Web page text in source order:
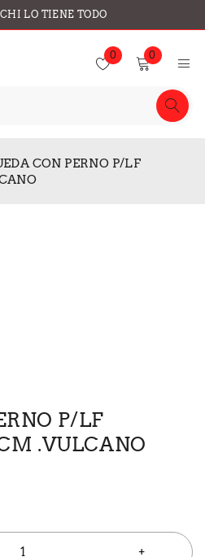
LO TIENE TODO
0 0
CON PERNO P/LF
P/LF
.VULCANO